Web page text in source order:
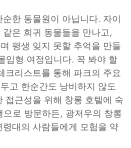
한 동물원이 아닙니다. 자이
은 희귀 동물들을 만나고,
평생 잊지 못할 추억을 만들
입형 여정입니다. 꼭 봐야 할
크리스트를 통해 파크의 주요
고 한순간도 낭비하지 않도
접근성을 위해 창롱 호텔에 숙
로 방문하든, 광저우의 창롱
대의 사람들에게 모험을 약